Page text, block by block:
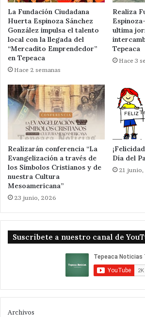
La Fundación Ciudadana
Huerta Espinoza Sánchez
González impulsa el talento
local con la llegada del
“Mercadito Emprendedor”
en Tepeaca
Hace 2 semanas
Realiza
ultima
Tepeaca
Hace 3
Realizarán conferencia “La
Evangelización a través de
los Símbolos Cristianos y de
nuestra Cultura
Mesoamericana”
23 junio, 2026
Día del
21
Suscribete a nuestro canal de
Archivos